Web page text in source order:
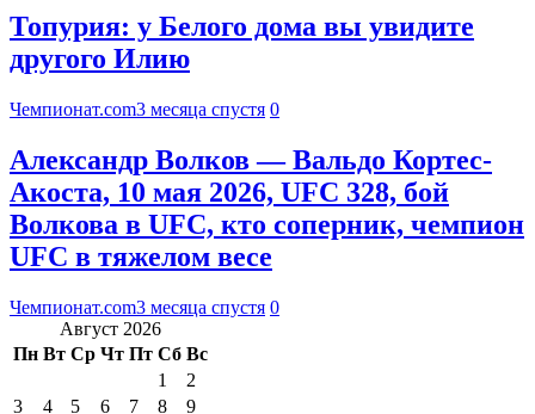
Топурия: у Белого дома вы увидите
другого Илию
Чемпионат.com3 месяца спустя 0
Александр Волков — Вальдо Кортес-
Акоста, 10 мая 2026, UFC 328, бой
Волкова в UFC, кто соперник, чемпион
UFC в тяжелом весе
Чемпионат.com3 месяца спустя 0
Август 2026
Пн Вт Ср Чт Пт Сб Вс
1
2
3
4 5 6 7 8
9